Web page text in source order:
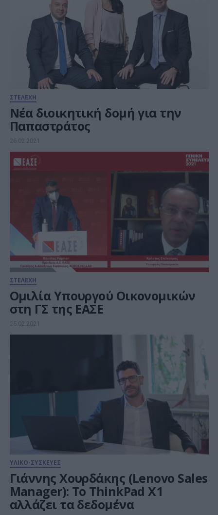
Επιχειρηματικότητας προκειμένου να
βελτιώσουν την τεχνογνωσία και […]
ΣΤΕΛΕΧΗ
Νέα διοικητική δομή για την
Παπαστράτος
26.02.2021
ΣΤΕΛΕΧΗ
Ομιλία Υπουργού Οικονομικών
στη ΓΣ της ΕΑΣΕ
25.02.2021
ΥΛΙΚΟ-ΣΥΣΚΕΥΕΣ
Γιάννης Χουρδάκης (Lenovo Sales
Μanager): Το ThinkPad X1
αλλάζει τα δεδομένα